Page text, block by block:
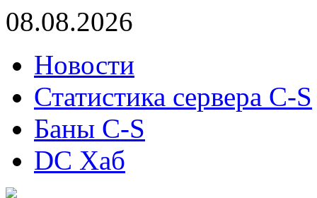
08.08.2026
Новости
Статистика сервера C-S
Баны C-S
DC Хаб